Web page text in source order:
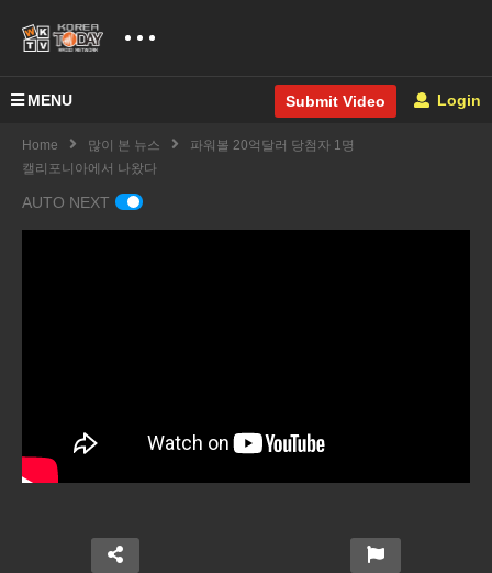
MENU Submit Video Login
Home 많이 본 뉴스
파워볼 20억달러 당첨자 1명
캘리포니아에서 나왔다
AUTO NEXT